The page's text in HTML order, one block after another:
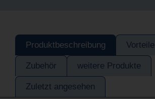
Produktbeschreibung Vorteile
Zubehör weitere Produkte
Zuletzt angesehen